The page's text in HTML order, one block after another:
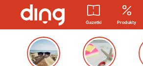
Gazetki Produkty